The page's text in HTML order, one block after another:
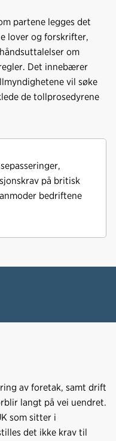
partene legges det
lover og forskrifter,
om
Det innebærer
vil søke
de tollprosedyrene
på britisk
bedriftene
av foretak, samt drift
langt på vei uendret.
som sitter i
det ikke krav til